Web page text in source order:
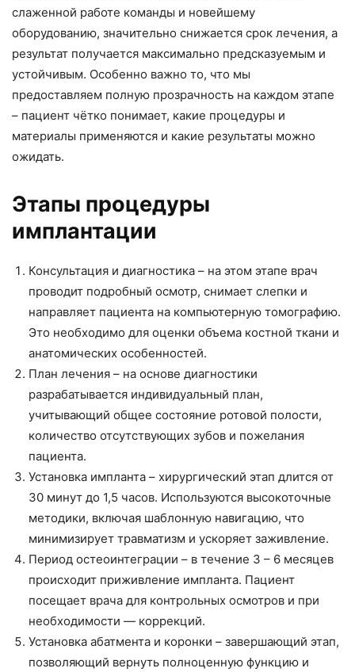
слаженной работе команды и новейшему
оборудованию, значительно снижается срок лечения, а
результат получается максимально предсказуемым и
устойчивым. Особенно важно то, что мы
предоставляем полную прозрачность на каждом этапе
– пациент чётко понимает, какие процедуры и
материалы применяются и какие результаты можно
ожидать.
Этапы процедуры
имплантации
Консультация и диагностика – на этом этапе врач
проводит подробный осмотр, снимает слепки и
направляет пациента на компьютерную томографию.
Это необходимо для оценки объема костной ткани и
анатомических особенностей.
План лечения – на основе диагностики
разрабатывается индивидуальный план,
учитывающий общее состояние ротовой полости,
количество отсутствующих зубов и пожелания
пациента.
Установка импланта – хирургический этап длится от
30 минут до 1,5 часов. Используются высокоточные
методики, включая шаблонную навигацию, что
минимизирует травматизм и ускоряет заживление.
Период остеоинтеграции – в течение 3 – 6 месяцев
происходит приживление импланта. Пациент
посещает врача для контрольных осмотров и при
необходимости — коррекций.
Установка абатмента и коронки – завершающий этап,
позволяющий вернуть полноценную функцию и